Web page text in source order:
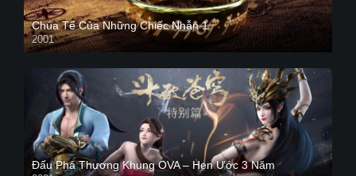
Chúa Tể Của Những Chiếc Nhẫn 1
2001
Đấu Phá Thương Khung OVA – Hẹn Ước 3 Năm